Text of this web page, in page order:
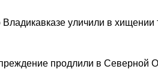
уличили в хищении
продлили в Северной